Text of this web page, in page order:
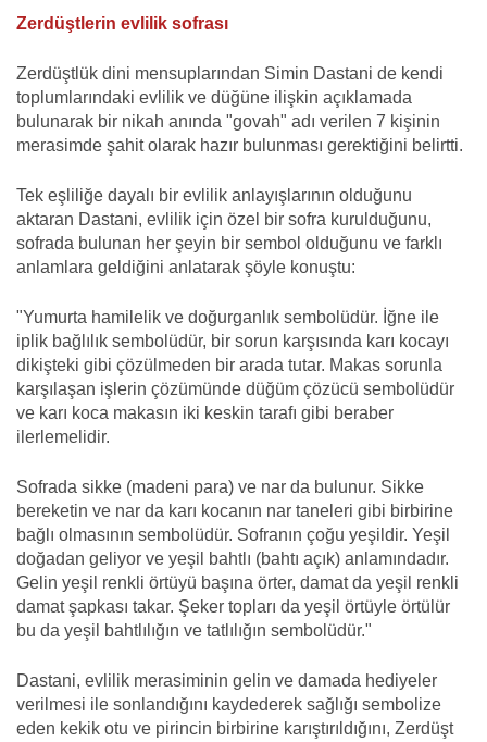
Zerdüştlerin evlilik sofrası
Zerdüştlük dini mensuplarından Simin Dastani de kendi
toplumlarındaki evlilik ve düğüne ilişkin açıklamada
bulunarak bir nikah anında "govah" adı verilen 7 kişinin
merasimde şahit olarak hazır bulunması gerektiğini belirtti.
Tek eşliliğe dayalı bir evlilik anlayışlarının olduğunu
aktaran Dastani, evlilik için özel bir sofra kurulduğunu,
sofrada bulunan her şeyin bir sembol olduğunu ve farklı
anlamlara geldiğini anlatarak şöyle konuştu:
"Yumurta hamilelik ve doğurganlık sembolüdür. İğne ile
iplik bağlılık sembolüdür, bir sorun karşısında karı kocayı
dikişteki gibi çözülmeden bir arada tutar. Makas sorunla
karşılaşan işlerin çözümünde düğüm çözücü sembolüdür
ve karı koca makasın iki keskin tarafı gibi beraber
ilerlemelidir.
Sofrada sikke (madeni para) ve nar da bulunur. Sikke
bereketin ve nar da karı kocanın nar taneleri gibi birbirine
bağlı olmasının sembolüdür. Sofranın çoğu yeşildir. Yeşil
doğadan geliyor ve yeşil bahtlı (bahtı açık) anlamındadır.
Gelin yeşil renkli örtüyü başına örter, damat da yeşil renkli
damat şapkası takar. Şeker topları da yeşil örtüyle örtülür
bu da yeşil bahtlılığın ve tatlılığın sembolüdür."
Dastani, evlilik merasiminin gelin ve damada hediyeler
verilmesi ile sonlandığını kaydederek sağlığı sembolize
eden kekik otu ve pirincin birbirine karıştırıldığını, Zerdüşt